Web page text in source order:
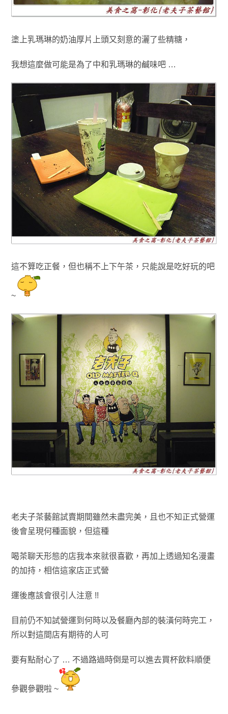
塗上乳瑪琳的奶油厚片上頭又刻意的灑了些精糖，
我想這麼做可能是為了中和乳瑪琳的鹹味吧 …
這不算吃正餐，但也稱不上下午茶 ，只能說是吃好玩的吧
~
老夫子茶藝館試賣期間雖然未盡完美，且也不知正式營運
後會呈現何種面貌， 但這種
喝茶聊天形態的店我本來就很喜歡，再加上透過知名漫畫
的加持，相信這家店正式營
運後應該會很引人注意 !!
目前仍不知試營運到何時以及餐廳內部的裝潢何時完工 ，
所以對這間店有期待的人可
要有點耐心了 … 不過路過時倒是可以進去買杯飲料順便
參觀參觀啦 ~